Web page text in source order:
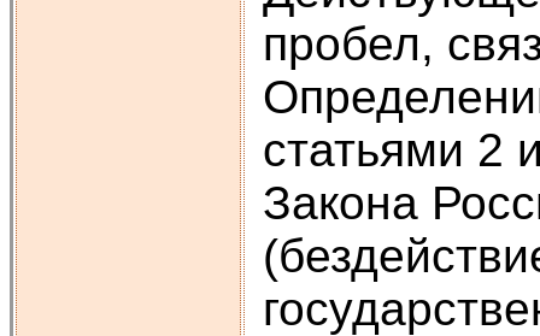
пробел,
статьями 2
Закона